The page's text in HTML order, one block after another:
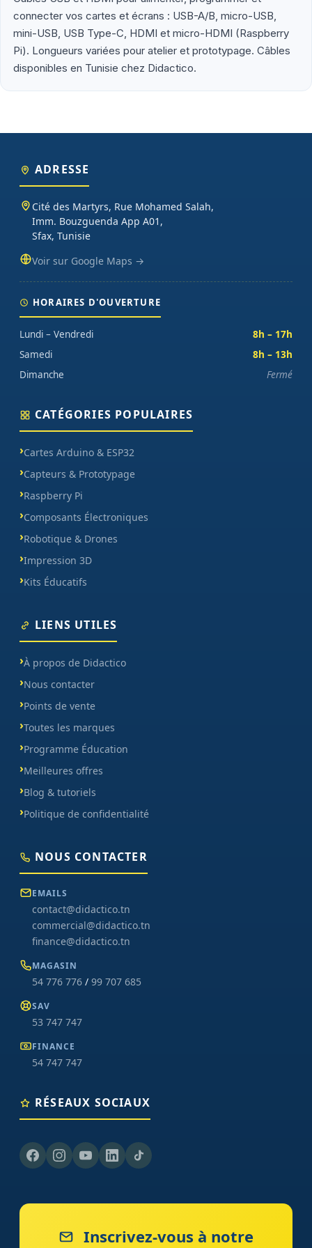
Que vous soyez étudiant en école d'ingénieur (ENIS, ENIT, INSAT,
ESPRIT), enseignant préparant un TP d'électronique embarquée,
maker lançant un projet personnel ou entreprise tunisienne
prototypant un produit connecté, vous trouverez chez Didactico
modules (température, distance, WiFi, LoRa, GSM), robotique
oscilloscopes), impression 3D et CNC. Datasheets traduites en
connecter vos cartes et écrans : USB-A/B, micro-USB,
mini-USB, USB Type-C, HDMI et micro-HDMI (Raspberry
Pi). Longueurs variées pour atelier et prototypage. Câbles
disponibles en Tunisie chez Didactico.
ADRESSE
Cité des Martyrs, Rue Mohamed Salah,
Imm. Bouzguenda App A01,
Sfax, Tunisie
Voir sur Google Maps →
HORAIRES D'OUVERTURE
Lundi – Vendredi
8h – 17h
Samedi
8h – 13h
Dimanche
Fermé
CATÉGORIES POPULAIRES
Cartes Arduino & ESP32
Capteurs & Prototypage
Raspberry Pi
Composants Électroniques
Robotique & Drones
Impression 3D
Kits Éducatifs
LIENS UTILES
À propos de Didactico
Nous contacter
Points de vente
Toutes les marques
Programme Éducation
Meilleures offres
Blog & tutoriels
Politique de confidentialité
NOUS CONTACTER
EMAILS
contact@didactico.tn
commercial@didactico.tn
finance@didactico.tn
MAGASIN
54 776 776 / 99 707 685
SAV
53 747 747
FINANCE
54 747 747
RÉSEAUX SOCIAUX
Inscrivez-vous à notre